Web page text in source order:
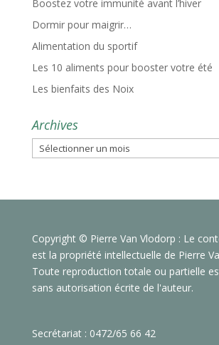
Boostez votre immunité avant l’hiver
Dormir pour maigrir…
Alimentation du sportif
Les 10 aliments pour booster votre été
Les bienfaits des Noix
Archives
Archives
Copyright © Pierre Van Vlodorp : Le
est la propriété intellectuelle de Pierre
Toute reproduction totale ou partielle
sans autorisation écrite de l'auteur.
Secrétariat : 0472/65 66 42